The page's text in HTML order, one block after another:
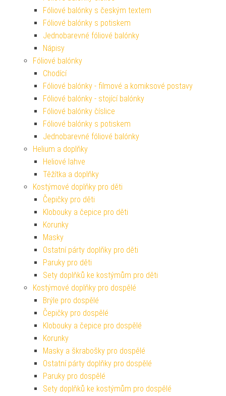
Fóliové balónky s českým textem
Fóliové balónky s potiskem
Jednobarevné fóliové balónky
Nápisy
Fóliové balónky
Chodící
Fóliové balónky - filmové a komiksové postavy
Fóliové balónky - stojící balónky
Fóliové balónky číslice
Fóliové balónky s potiskem
Jednobarevné fóliové balónky
Helium a doplňky
Heliové lahve
Těžítka a doplňky
Kostýmové doplňky pro děti
Čepičky pro děti
Klobouky a čepice pro děti
Korunky
Masky
Ostatní párty doplňky pro děti
Paruky pro děti
Sety doplňků ke kostýmům pro děti
Kostýmové doplňky pro dospělé
Brýle pro dospělé
Čepičky pro dospělé
Klobouky a čepice pro dospělé
Korunky
Masky a škrabošky pro dospělé
Ostatní párty doplňky pro dospělé
Paruky pro dospělé
Sety doplňků ke kostýmům pro dospělé